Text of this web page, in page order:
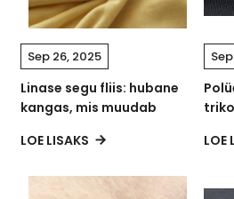
Sep 26, 2025
Linase segu fliis: hubane
kangas, mis muudab
revolutsiooniliselt
LOE LISAKS LOE